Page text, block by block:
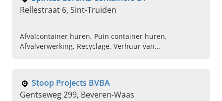
Rellestraat 6, Sint-Truiden
Afvalcontainer huren, Puin container huren,
Afvalverwerking, Recyclage, Verhuur van
hurenStoop Projects BVBA
Gentseweg 299, Beveren-Waas